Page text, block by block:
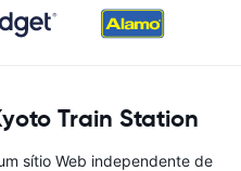
Train Station
sítio Web independente de